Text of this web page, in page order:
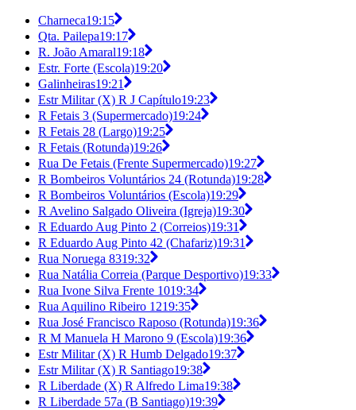
Charneca19:15
Qta. Pailepa19:17
R. João Amaral19:18
Estr. Forte (Escola)19:20
Galinheiras19:21
Estr Militar (X) R J Capítulo19:23
R Fetais 3 (Supermercado)19:24
R Fetais 28 (Largo)19:25
R Fetais (Rotunda)19:26
Rua De Fetais (Frente Supermercado)19:27
R Bombeiros Voluntários 24 (Rotunda)19:28
R Bombeiros Voluntários (Escola)19:29
R Avelino Salgado Oliveira (Igreja)19:30
R Eduardo Aug Pinto 2 (Correios)19:31
R Eduardo Aug Pinto 42 (Chafariz)19:31
Rua Noruega 8319:32
Rua Natália Correia (Parque Desportivo)19:33
Rua Ivone Silva Frente 1019:34
Rua Aquilino Ribeiro 1219:35
Rua José Francisco Raposo (Rotunda)19:36
R M Manuela H Marono 9 (Escola)19:36
Estr Militar (X) R Humb Delgado19:37
Estr Militar (X) R Santiago19:38
R Liberdade (X) R Alfredo Lima19:38
R Liberdade 57a (B Santiago)19:39